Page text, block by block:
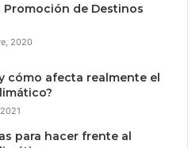
Promoción de Destinos
2020
cómo afecta realmente el
para hacer frente al